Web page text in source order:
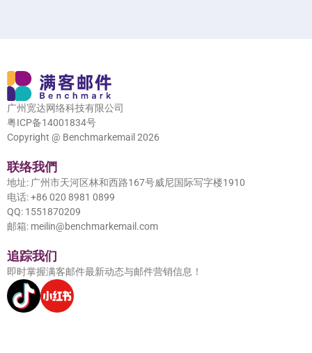
广州宽达网络科技有限公司
粤ICP备14001834号
Copyright @ Benchmarkemail 2026
联络我們
地址: 广州市天河区林和西路167号威尼国际写字楼1910
电话: +86 020 8981 0899
QQ: 1551870209
邮箱: meilin@benchmarkemail.com
追踪我们
即时掌握满客邮件最新动态与邮件营销信息！